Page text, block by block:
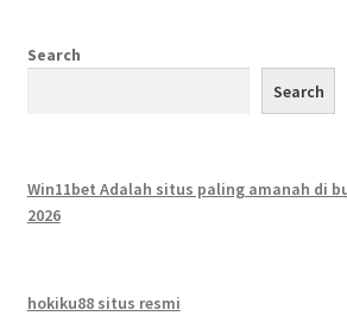
Search
Search
Win11bet Adalah situs paling amanah di
2026
hokiku88 situs resmi